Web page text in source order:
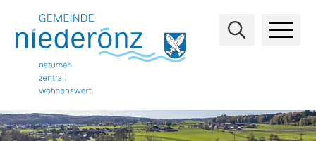
NAVIGIEREN IN GEMEINDE
Schnellnavigation